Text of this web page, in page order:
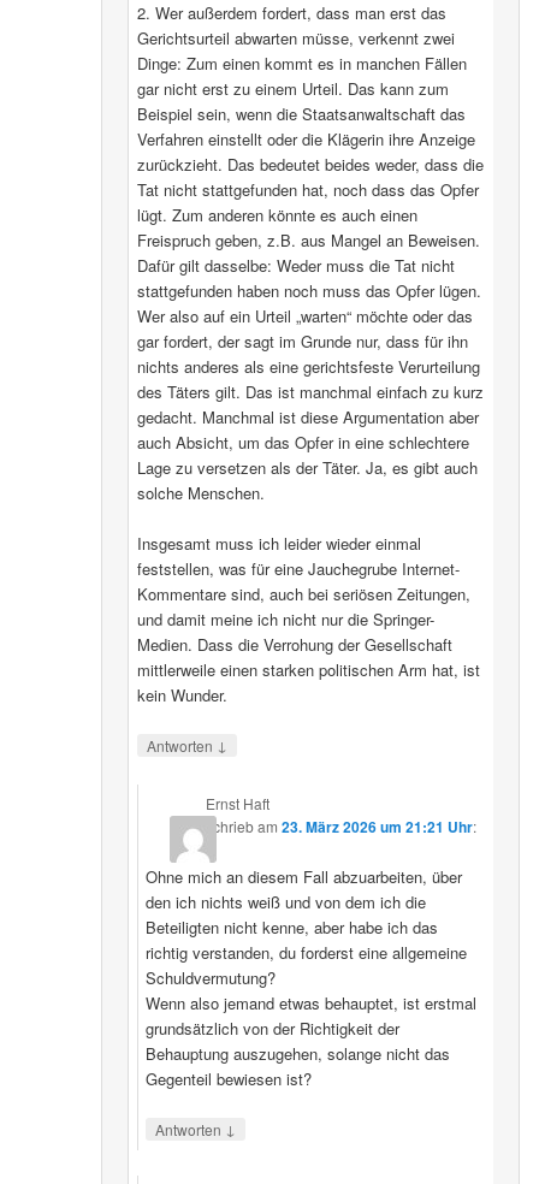
2. Wer außerdem fordert, dass man erst das
Gerichtsurteil abwarten müsse, verkennt zwei
Dinge: Zum einen kommt es in manchen Fällen
gar nicht erst zu einem Urteil. Das kann zum
Beispiel sein, wenn die Staatsanwaltschaft das
Verfahren einstellt oder die Klägerin ihre Anzeige
zurückzieht. Das bedeutet beides weder, dass die
Tat nicht stattgefunden hat, noch dass das Opfer
lügt. Zum anderen könnte es auch einen
Freispruch geben, z.B. aus Mangel an Beweisen.
Dafür gilt dasselbe: Weder muss die Tat nicht
stattgefunden haben noch muss das Opfer lügen.
Wer also auf ein Urteil „warten“ möchte oder das
gar fordert, der sagt im Grunde nur, dass für ihn
nichts anderes als eine gerichtsfeste Verurteilung
des Täters gilt. Das ist manchmal einfach zu kurz
gedacht. Manchmal ist diese Argumentation aber
auch Absicht, um das Opfer in eine schlechtere
Lage zu versetzen als der Täter. Ja, es gibt auch
solche Menschen.
Insgesamt muss ich leider wieder einmal
feststellen, was für eine Jauchegrube Internet-
Kommentare sind, auch bei seriösen Zeitungen,
und damit meine ich nicht nur die Springer-
Medien. Dass die Verrohung der Gesellschaft
mittlerweile einen starken politischen Arm hat, ist
kein Wunder.
Antworten ↓
Ernst Haft
schriebam23. März 2026 um 21:21 Uhr:
Ohne mich an diesem Fall abzuarbeiten, über
den ich nichts weiß und von dem ich die
Beteiligten nicht kenne, aber habe ich das
richtig verstanden, du forderst eine allgemeine
Schuldvermutung?
Wenn also jemand etwas behauptet, ist erstmal
grundsätzlich von der Richtigkeit der
Behauptung auszugehen, solange nicht das
Gegenteil bewiesen ist?
Antworten ↓